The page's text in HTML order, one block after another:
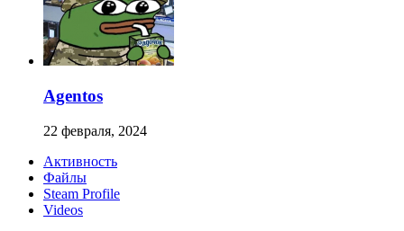
Agentos
22 февраля, 2024
Активность
Файлы
Steam Profile
Videos